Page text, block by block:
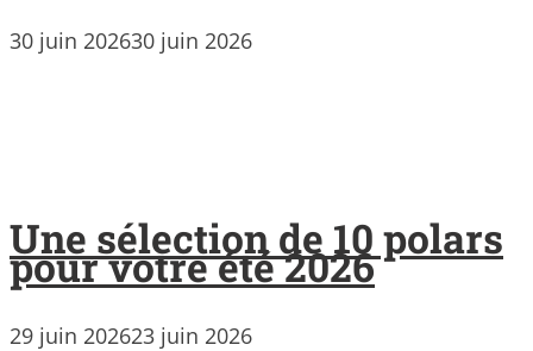
30 juin 202630 juin 2026
Une sélection de 10 polars
pour votre été 2026
29 juin 202623 juin 2026